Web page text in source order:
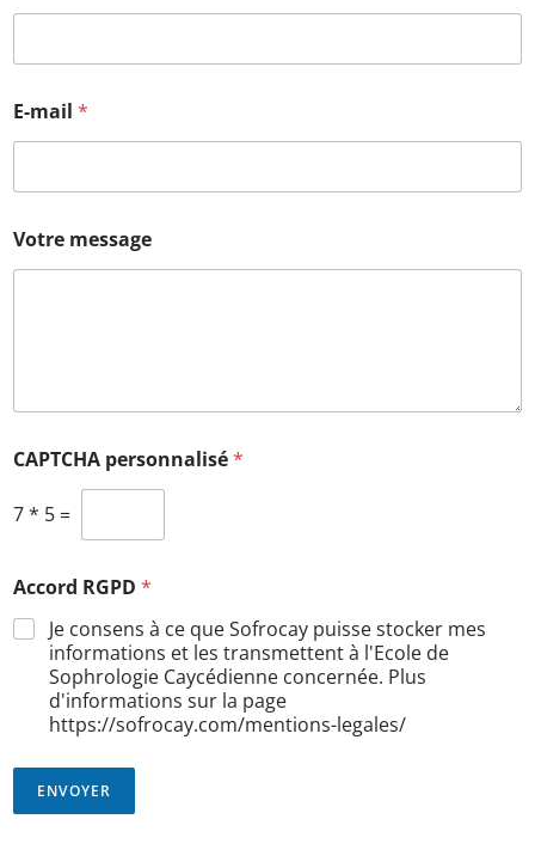
E-mail *
Votre message
CAPTCHA personnalisé*
7* 5 =
Accord RGPD *
Je consens à ce que Sofrocay puisse stocker mes
informations et les transmettent à l'Ecole de
Sophrologie Caycédienne concernée. Plus
d'informations sur la page
https://sofrocay.com/mentions-legales/
ENVOYER